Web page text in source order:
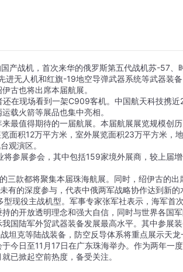
产战机，首次来华的俄罗斯第五代战机苏-57、
无人机和红旗-19地空导弹武器系统等武器装备
古也将出席本届航展。
在现场看到一架C909客机。中国航天科技携
载火箭等展品也集中亮相。
最值得期待的一届航展。本届航展展览规模创
面积12万平方米，室外展览面积23万平方米，
观演区。
参展参会，其中包括159家境外展商，较上届
三款都将聚集本届珠海航展。同时，绍伊古的
有的深度参与，代表中俄两军战略协作达到新
现役主战机型。军事专家张军社表示，海军首
的开放透明理念和强大自信，同时与世界各国军
国陆军外贸武器装备发展最高水平。其中参展
坦克等陆战装备，防空反导体系将重点展示天
今日至11月17日在广东珠海举办。作为两年一
已掀起空前热度，备受关注。